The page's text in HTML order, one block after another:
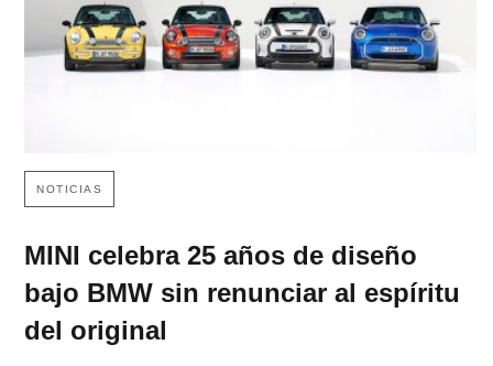
NOTICIAS
MINI celebra 25 años de diseño
bajo BMW sin renunciar al espíritu
del original